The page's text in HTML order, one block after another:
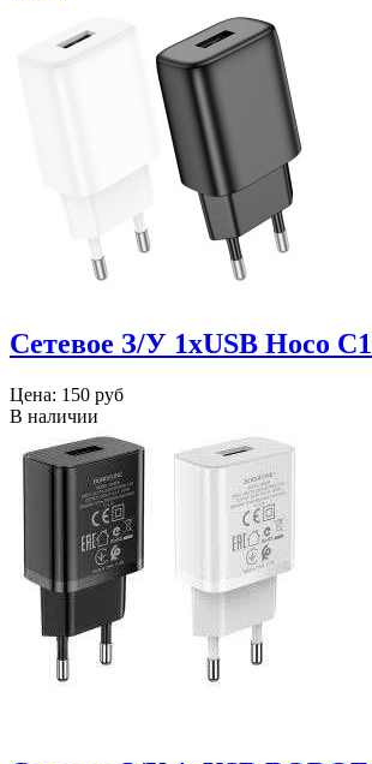
Сетевое З/У 1xUSB Hoco
Цена: 150 руб
В наличии